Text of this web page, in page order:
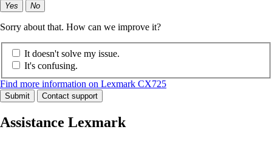
Yes No
Sorry about that. How can we improve it?
It doesn't solve my issue.
It's confusing.
Find more information on Lexmark CX725
Submit Contact support
Assistance Lexmark